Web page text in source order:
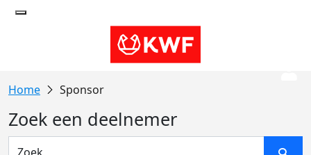
Sponsor
Zoek een deelnemer